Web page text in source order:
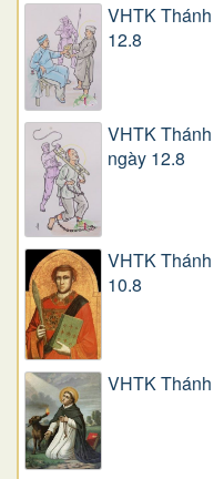
VHTK
12.8
VHTK
ngày 12.8
VHTK
10.8
VHTK